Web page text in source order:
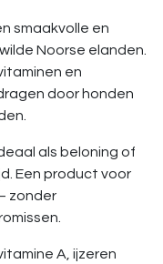
smaakvolle en
Noorse elanden.
en
door honden
als beloning of
Een product voor
zonder
A, ijzeren